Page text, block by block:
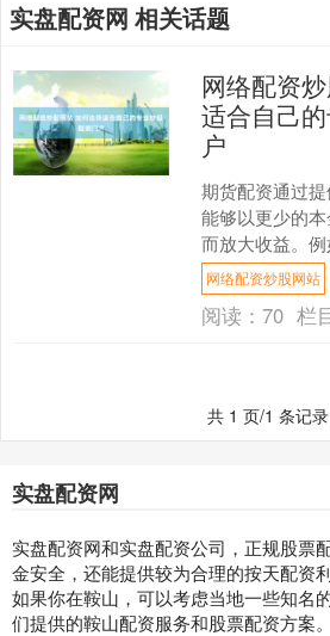
实盘配资网 相关话题
网络配资
适合自己
户
期货配资通过
能够以更少的
而放大收益。
资炒股网站，配
元的资金，收益
网络配资炒股网站
阅读：70 栏
共 1 页/1 条记录
实盘配资网
实盘配资网和实盘配资公司，正规股票
金安全，还能提供较为合理的按天配资
如果你在鞍山，可以考虑当地一些知名
们提供的鞍山配资服务和股票配资方案。